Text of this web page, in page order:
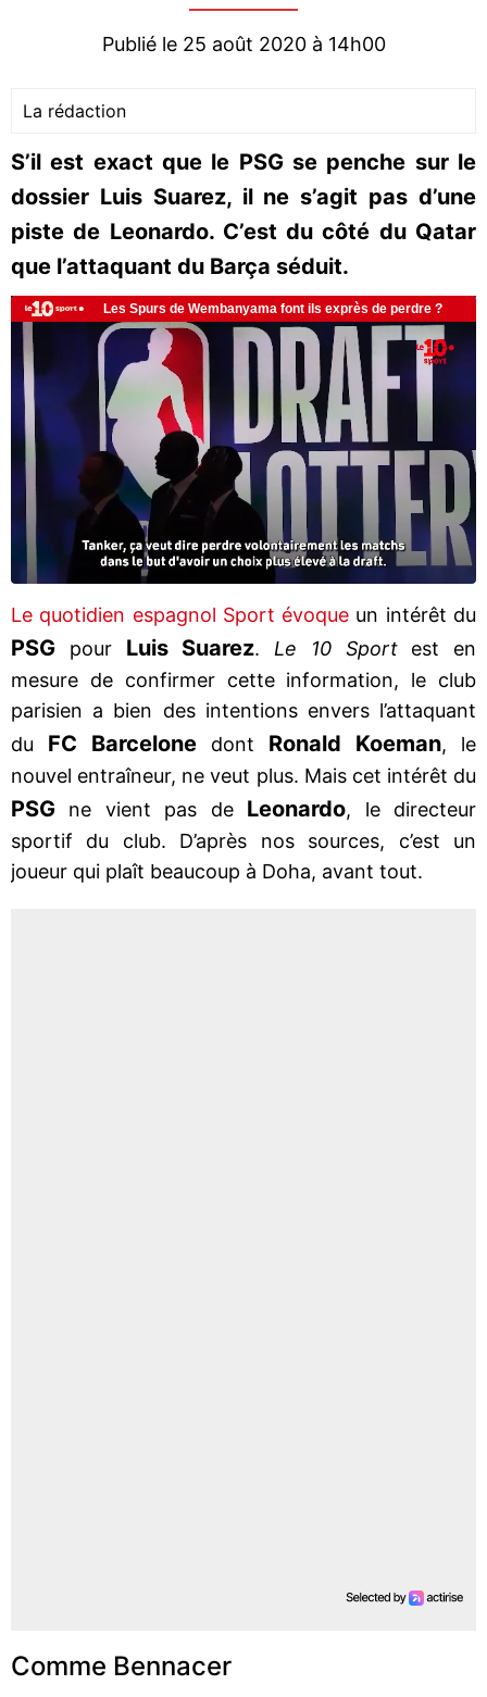
Publié le 25 août 2020 à 14h00
La rédaction
S’il est exact que le PSG se penche sur le
dossier Luis Suarez, il ne s’agit pas d’une
piste de Leonardo. C’est du côté du Qatar
que l’attaquant du Barça séduit.
Le quotidien espagnol Sport évoque un intérêt du
PSG pourLuis Suarez. Le 10 Sportest en
mesure de confirmer cette information, le club
parisien a bien des intentions envers l’attaquant
du FC Barcelone dont Ronald Koeman, le
nouvel entraîneur, ne veut plus. Mais cet intérêt du
PSG ne vient pas de Leonardo, le directeur
sportif du club. D’après nos sources, c’est un
joueur qui plaît beaucoup à Doha, avant tout.
Comme Bennacer